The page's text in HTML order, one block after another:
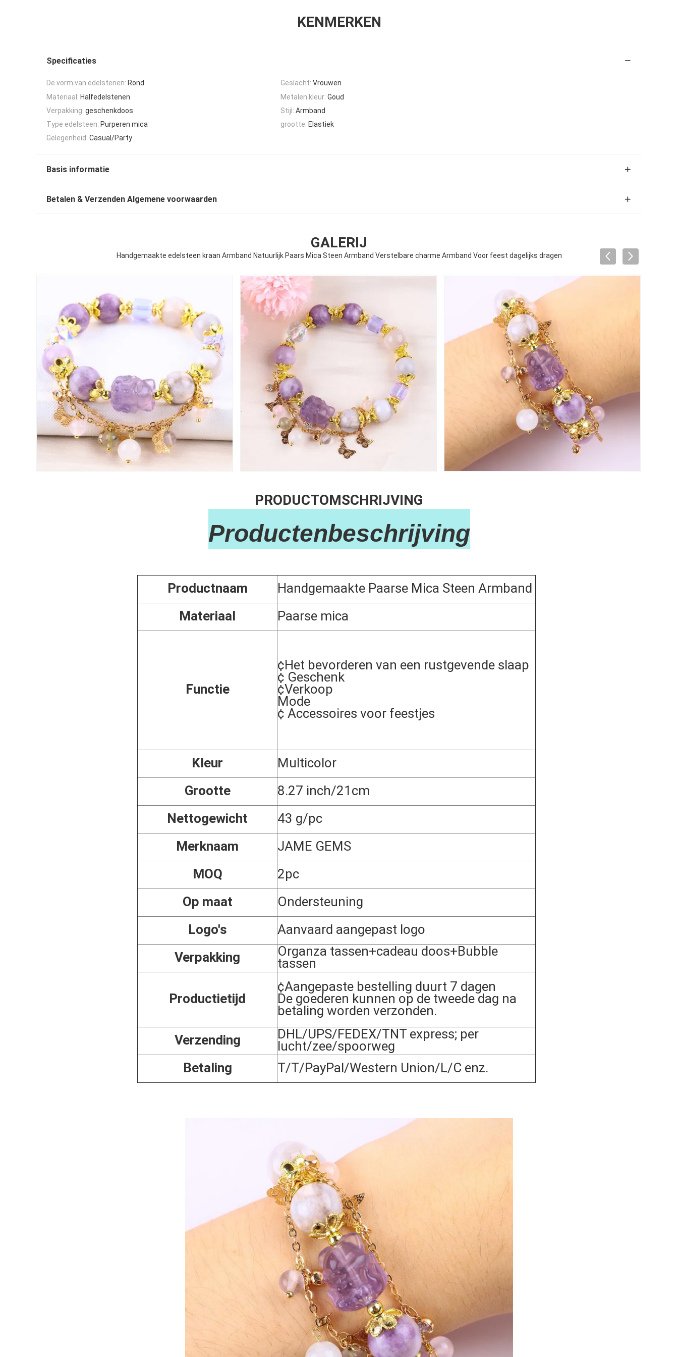
KENMERKEN
Specificaties
De vorm van edelstenen: Rond Geslacht: Vrouwen
Materiaal: Halfedelstenen Metalen kleur: Goud
Verpakking: geschenkdoos Stijl: Armband
Type edelsteen: Purperen mica grootte: Elastiek
Gelegenheid: Casual/Party
Basis informatie
Betalen & Verzenden Algemene voorwaarden
GALERIJ
Handgemaakte edelsteen kraan Armband Natuurlijk Paars Mica Steen Armband Verstelbare charme Armband Voor feest dagelijks dragen
PRODUCTOMSCHRIJVING
Productenbeschrijving
Productnaam
Handgemaakte Paarse Mica Steen Armband
Materiaal
Paarse mica
Functie
¢Het bevorderen van een rustgevende slaap
¢ Geschenk
¢Verkoop
Mode
¢ Accessoires voor feestjes
Kleur
Multicolor
Grootte
8.27 inch/21cm
Nettogewicht
43 g/pc
Merknaam
JAME GEMS
MOQ
2pc
Op maat
Ondersteuning
Logo's
Aanvaard aangepast logo
Verpakking
Organza tassen+cadeau doos+Bubble
tassen
Productietijd
¢Aangepaste bestelling duurt 7 dagen
De goederen kunnen op de tweede dag na
betaling worden verzonden.
Verzending
DHL/UPS/FEDEX/TNT express; per
lucht/zee/spoorweg
Betaling
T/T/PayPal/Western Union/L/C enz.